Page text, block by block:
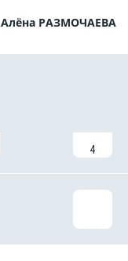
Алёна РАЗМОЧАЕВА
4